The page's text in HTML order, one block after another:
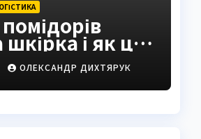
і як це
ОЛЕКСАНДР ДИХТЯРУК